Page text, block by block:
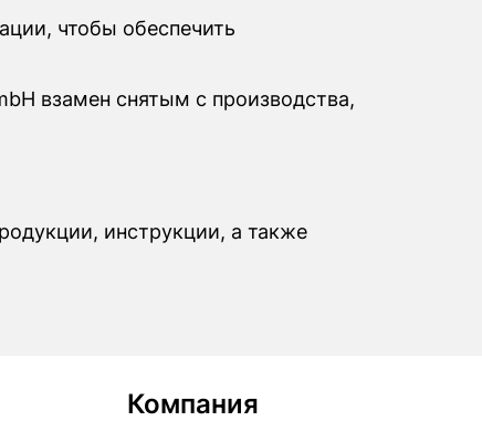
чтобы обеспечить
взамен снятым с производства,
инструкции, а также
Компания